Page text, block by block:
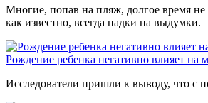
Многие, попав на пляж, долгое время не
как известно, всегда падки на выдумки.
Рождение ребенка негативно влияет на
Исследователи пришли к выводу, что с